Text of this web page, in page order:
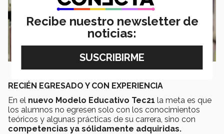
RECIÉN EGRESADO Y CON EXPERIENCIA
En el nuevo Modelo Educativo Tec21 la meta es que
los alumnos no egresen solo con los conocimientos
teóricos y algunas prácticas de su carrera, sino con
competencias ya sólidamente adquiridas.
Recibe nuestro newsletter de
noticias: